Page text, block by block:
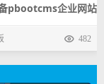
pbootcms企业网站
品外贸手机自适应源
482